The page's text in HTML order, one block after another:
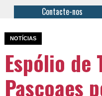
Contacte-nos
NOTÍCIAS
Espólio de
Pascoaes